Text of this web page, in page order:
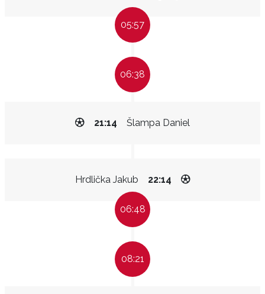
05:57
06:38
Šlampa Daniel
21:14
Hrdlička Jakub 22:14
06:48
08:21